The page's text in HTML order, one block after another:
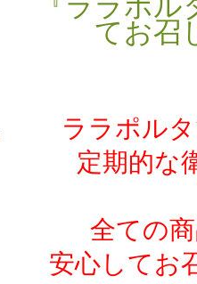
『ララポ
てお召
ララポル
定期的な
全ての
安心してお